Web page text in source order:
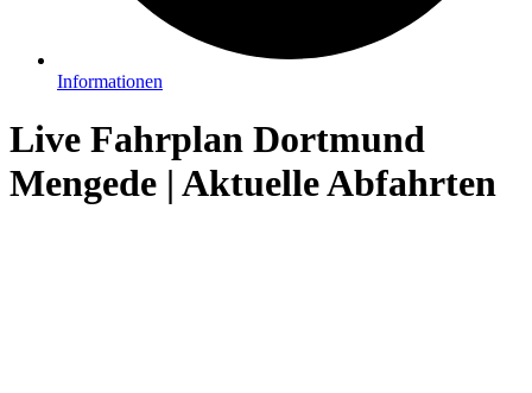
Informationen
Live Fahrplan Dortmund
Mengede | Aktuelle Abfahrten